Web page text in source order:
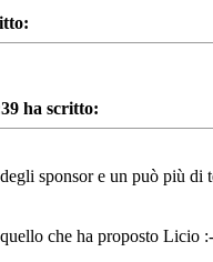
ha scritto:
sponsor e un può più di
che ha proposto Licio